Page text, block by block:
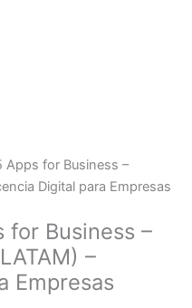
for Business –
Digital para Empresas
Business –
–
Empresas